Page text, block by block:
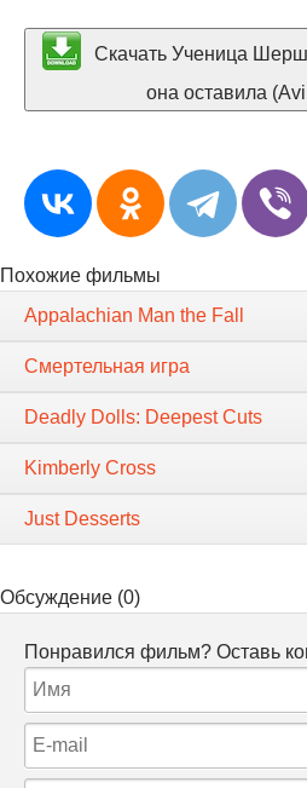
Скачать Ученица
она оставила
Похожие фильмы
Appalachian Man the Fall
Смертельная игра
Deadly Dolls: Deepest Cuts
Kimberly Cross
Just Desserts
Обсуждение (0)
Понравился фильм? Оставь